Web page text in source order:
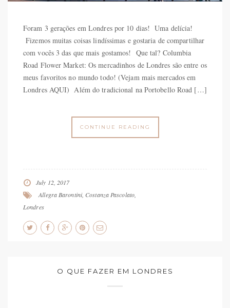
Foram 3 gerações em Londres por 10 dias! Uma delícia!
Fizemos muitas coisas lindíssimas e gostaria de compartilhar
com vocês 3 das que mais gostamos! Que tal? Columbia
Road Flower Market: Os mercadinhos de Londres são entre os
meus favoritos no mundo todo! (Vejam mais mercados em
Londres AQUI) Além do tradicional na Portobello Road […]
CONTINUE READING
July 12, 2017
Allegra Barontini, Costanza Pascolato,
Londres
O QUE FAZER EM LONDRES